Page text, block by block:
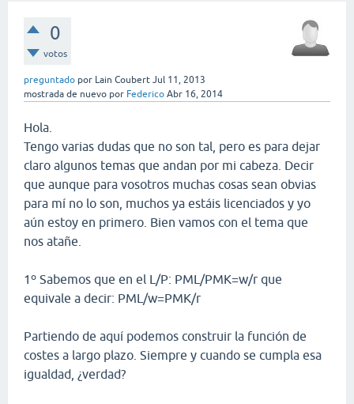
0
votos
preguntado por Lain Coubert Jul 11, 2013
mostrada de nuevo por Federico Abr 16, 2014
Hola.
Tengo varias dudas que no son tal, pero es para dejar
claro algunos temas que andan por mi cabeza. Decir
que aunque para vosotros muchas cosas sean obvias
para mí no lo son, muchos ya estáis licenciados y yo
aún estoy en primero. Bien vamos con el tema que
nos atañe.
1º Sabemos que en el L/P: PML/PMK=w/r que
equivale a decir: PML/w=PMK/r
Partiendo de aquí podemos construir la función de
costes a largo plazo. Siempre y cuando se cumpla esa
igualdad, ¿verdad?